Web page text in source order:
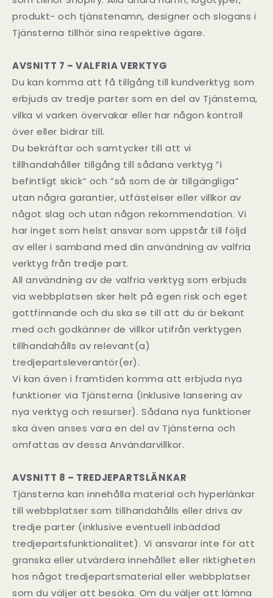
produkt- och tjänstenamn, designer och slogans i
Tjänsterna tillhör sina respektive ägare.
AVSNITT 7 – VALFRIA VERKTYG
Du kan komma att få tillgång till kundverktyg som
erbjuds av tredje parter som en del av Tjänsterna,
vilka vi varken övervakar eller har någon kontroll
över eller bidrar till.
Du bekräftar och samtycker till att vi
tillhandahåller tillgång till sådana verktyg ”i
befintligt skick” och ”så som de är tillgängliga”
utan några garantier, utfästelser eller villkor av
något slag och utan någon rekommendation. Vi
har inget som helst ansvar som uppstår till följd
av eller i samband med din användning av valfria
verktyg från tredje part.
All användning av de valfria verktyg som erbjuds
via webbplatsen sker helt på egen risk och eget
gottfinnande och du ska se till att du är bekant
med och godkänner de villkor utifrån verktygen
tillhandahålls av relevant(a)
tredjepartsleverantör(er).
Vi kan även i framtiden komma att erbjuda nya
funktioner via Tjänsterna (inklusive lansering av
nya verktyg och resurser). Sådana nya funktioner
ska även anses vara en del av Tjänsterna och
omfattas av dessa Användarvillkor.
AVSNITT 8 – TREDJEPARTSLÄNKAR
Tjänsterna kan innehålla material och hyperlänkar
till webbplatser som tillhandahålls eller drivs av
tredje parter (inklusive eventuell inbäddad
tredjepartsfunktionalitet). Vi ansvarar inte för att
granska eller utvärdera innehållet eller riktigheten
hos något tredjepartsmaterial eller webbplatser
som du väljer att besöka. Om du väljer att lämna